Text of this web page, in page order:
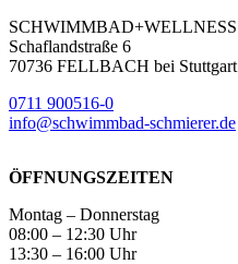
SCHWIMMBAD+WELLNESS
Schaflandstraße 6
70736 FELLBACH bei Stuttgart
0711 900516-0
info@schwimmbad-schmierer.de
ÖFFNUNGSZEITEN
Montag – Donnerstag
08:00 – 12:30 Uhr
13:30 – 16:00 Uhr